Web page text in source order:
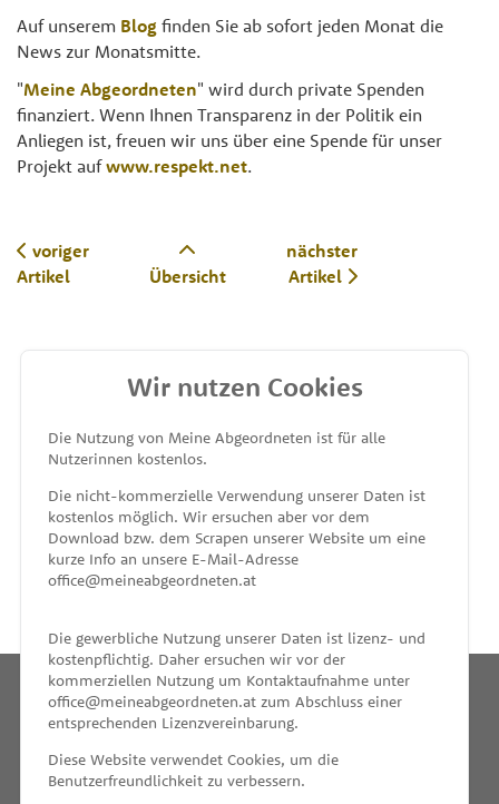
Auf unserem Blog finden Sie ab sofort jeden Monat die
News zur Monatsmitte.
"Meine Abgeordneten" wird durch private Spenden
finanziert. Wenn Ihnen Transparenz in der Politik ein
Anliegen ist, freuen wir uns über eine Spende für unser
Projekt aufwww.respekt.net.
voriger
Artikel
Übersicht
nächster
Artikel
MEINE ABGEORDNETEN
unterstützt von
INFO
Wir nutzen Cookies
Die Nutzung von Meine Abgeordneten ist für alle
Nutzerinnen kostenlos.
Die nicht-kommerzielle Verwendung unserer Daten ist
kostenlos möglich. Wir ersuchen aber vor dem
Download bzw. dem Scrapen unserer Website um eine
kurze Info an unsere E-Mail-Adresse
office@meineabgeordneten.at
Die gewerbliche Nutzung unserer Daten ist lizenz- und
kostenpflichtig. Daher ersuchen wir vor der
kommerziellen Nutzung um Kontaktaufnahme unter
office@meineabgeordneten.at zum Abschluss einer
entsprechenden Lizenzvereinbarung.
Diese Website verwendet Cookies, um die
Benutzerfreundlichkeit zu verbessern.